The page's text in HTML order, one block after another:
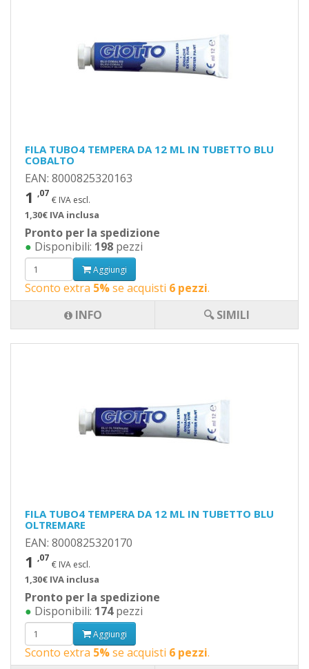
FILA TUBO4 TEMPERA DA 12 ML IN TUBETTO BLU
COBALTO
EAN: 8000825320163
1 ,07
€ IVA escl.
1,30€ IVA inclusa
Pronto per la spedizione
● Disponibili: 198 pezzi
Aggiungi
Sconto extra 5%se acquisti 6 pezzi.
INFO
🔍 SIMILI
FILA TUBO4 TEMPERA DA 12 ML IN TUBETTO BLU
OLTREMARE
EAN: 8000825320170
1 ,07
€ IVA escl.
1,30€ IVA inclusa
Pronto per la spedizione
● Disponibili: 174pezzi
Aggiungi
Sconto extra 5%se acquisti 6 pezzi.